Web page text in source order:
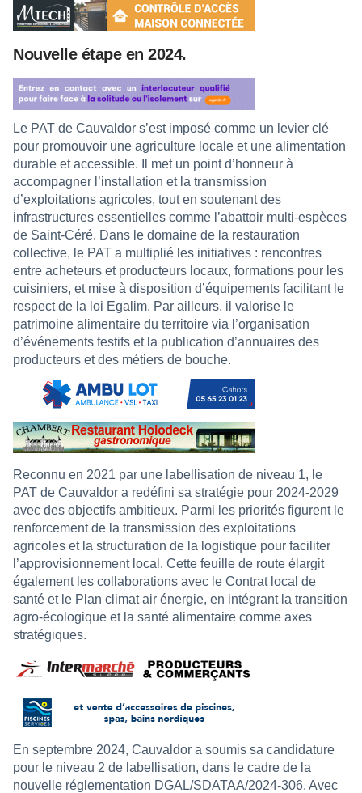
Nouvelle étape en 2024.
Le PAT de Cauvaldor s’est imposé comme un levier clé
pour promouvoir une agriculture locale et une alimentation
durable et accessible. Il met un point d’honneur à
accompagner l’installation et la transmission
d’exploitations agricoles, tout en soutenant des
infrastructures essentielles comme l’abattoir multi-espèces
de Saint-Céré. Dans le domaine de la restauration
collective, le PAT a multiplié les initiatives : rencontres
entre acheteurs et producteurs locaux, formations pour les
cuisiniers, et mise à disposition d’équipements facilitant le
respect de la loi Egalim. Par ailleurs, il valorise le
patrimoine alimentaire du territoire via l’organisation
d’événements festifs et la publication d’annuaires des
producteurs et des métiers de bouche.
Reconnu en 2021 par une labellisation de niveau 1, le
PAT de Cauvaldor a redéfini sa stratégie pour 2024-2029
avec des objectifs ambitieux. Parmi les priorités figurent le
renforcement de la transmission des exploitations
agricoles et la structuration de la logistique pour faciliter
l’approvisionnement local. Cette feuille de route élargit
également les collaborations avec le Contrat local de
santé et le Plan climat air énergie, en intégrant la transition
agro-écologique et la santé alimentaire comme axes
stratégiques.
En septembre 2024, Cauvaldor a soumis sa candidature
pour le niveau 2 de labellisation, dans le cadre de la
nouvelle réglementation DGAL/SDATAA/2024-306. Avec